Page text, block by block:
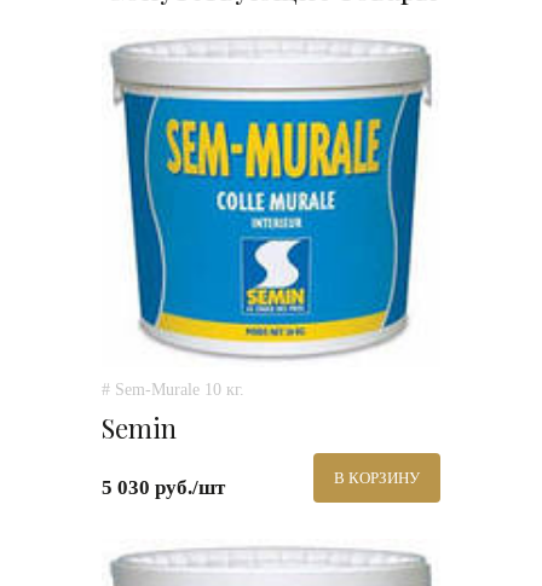
# Sem-Murale 10 кг.
Semin
5 030 руб./шт В КОРЗИНУ